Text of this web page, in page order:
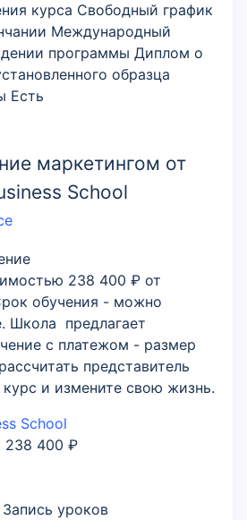
курса Свободный график
Международный
программы Диплом о
образца
Есть
маркетингом от
School
238 400 ₽ от
обучения - можно
Школа предлагает
с платежом - размер
представитель
и измените свою жизнь.
School
238 400 ₽
Запись уроков